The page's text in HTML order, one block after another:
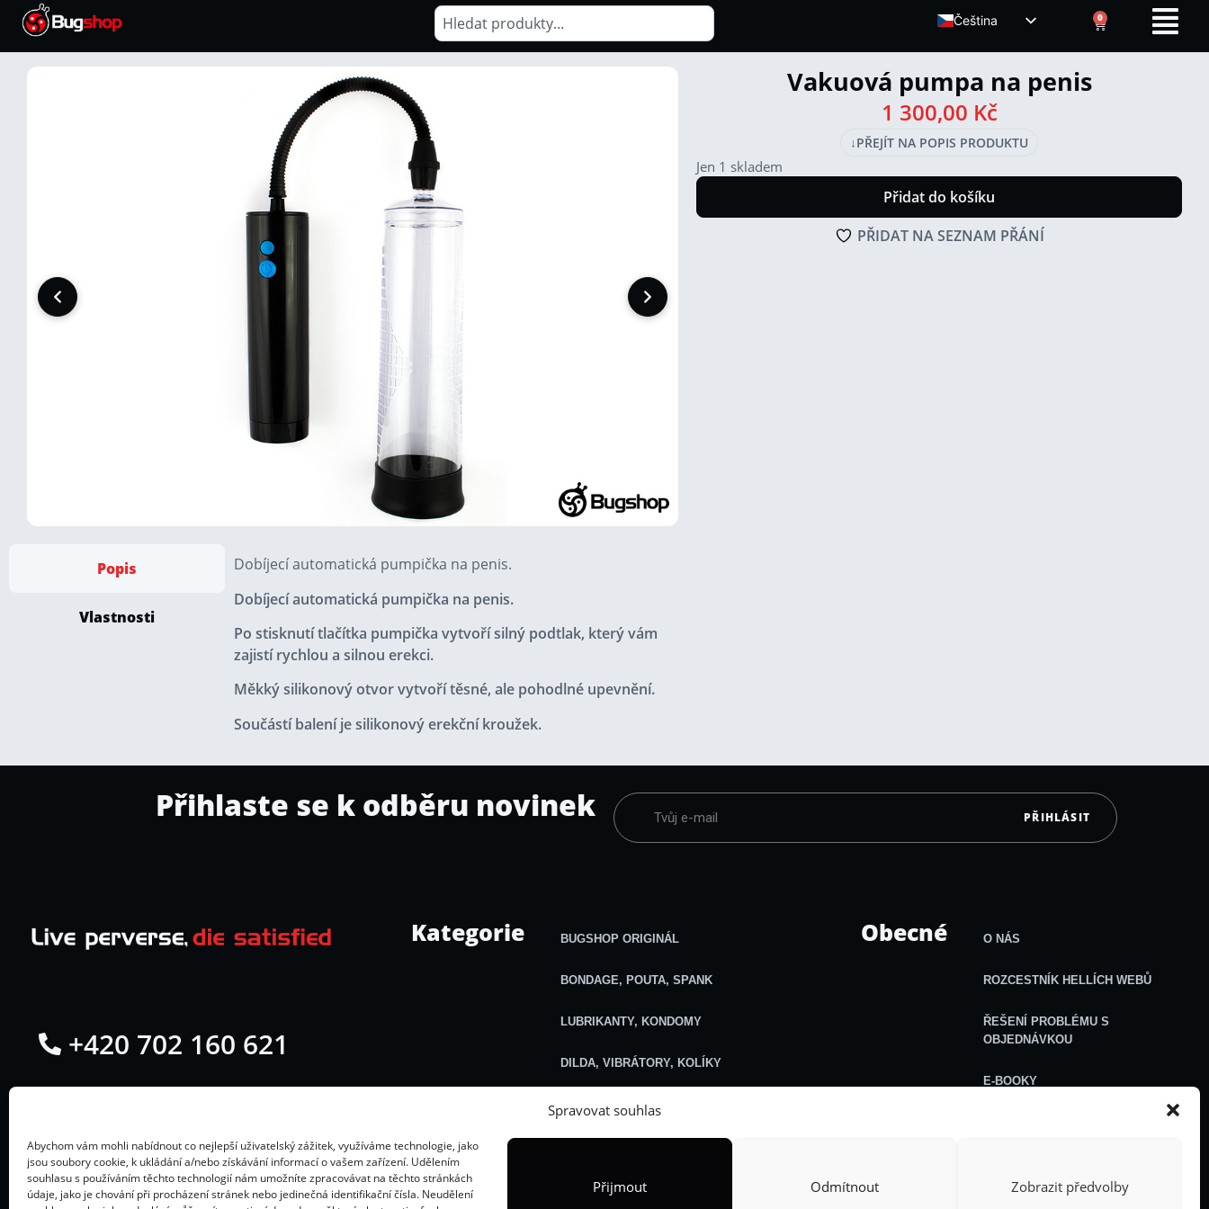
Spravovat souhlas
Abychom vám mohli nabídnout co nejlepší uživatelský zážitek, využíváme technologie, jako
jsou soubory cookie, k ukládání a/nebo získávání informací o vašem zařízení. Udělením
souhlasu s používáním těchto technologií nám umožníte zpracovávat na těchto stránkách
údaje, jako je chování při procházení stránek nebo jedinečná identifikační čísla. Neudělení
Přijmout Odmítnout Zobrazit předvolby
Čeština
ENGLISH (UK)
0
Vakuová pumpa na penis
1 300,00 Kč
↓PŘEJÍT NA POPIS PRODUKTU
Jen 1 skladem
Přidat do košíku
PŘIDAT NA SEZNAM PŘÁNÍ
Popis
Vlastnosti
Dobíjecí automatická pumpička na penis.
Dobíjecí automatická pumpička na penis.
Po stisknutí tlačítka pumpička vytvoří silný podtlak, který vám
zajistí rychlou a silnou erekci.
Měkký silikonový otvor vytvoří těsné, ale pohodlné upevnění.
Součástí balení je silikonový erekční kroužek.
Přihlaste se k odběru novinek PŘIHLÁSIT
+420 702 160 621
Po - Pá: 11-19h
Kategorie BUGSHOP ORIGINÁL
BONDAGE, POUTA, SPANK
LUBRIKANTY, KONDOMY
DILDA, VIBRÁTORY, KOLÍKY
KLINIK, VODNÍ A JINÉ HRÁTKY
OBLEČENÍ, MASKY, POSTROJE
Obecné O NÁS
ROZCESTNÍK HELLÍCH WEBŮ
ŘEŠENÍ PROBLÉMU S
OBJEDNÁVKOU
E-BOOKY